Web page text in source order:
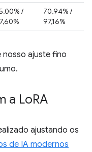
/
70,94% /
97,16%
nosso ajuste fino
a LoRA
ajustando os
de IA modernos